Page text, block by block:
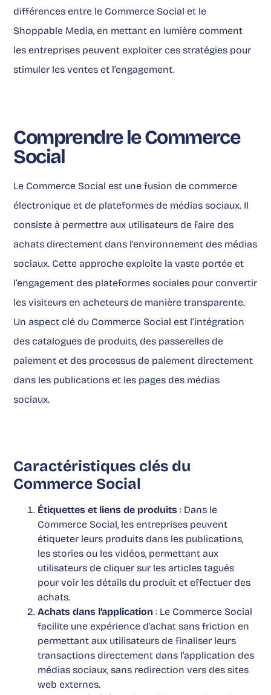
différences entre le Commerce Social et le
Shoppable Media, en mettant en lumière comment
les entreprises peuvent exploiter ces stratégies pour
stimuler les ventes et l’engagement.
Comprendre le Commerce
Social
Le Commerce Social est une fusion de commerce
électronique et de plateformes de médias sociaux. Il
consiste à permettre aux utilisateurs de faire des
achats directement dans l’environnement des médias
sociaux. Cette approche exploite la vaste portée et
l’engagement des plateformes sociales pour convertir
les visiteurs en acheteurs de manière transparente.
Un aspect clé du Commerce Social est l’intégration
des catalogues de produits, des passerelles de
paiement et des processus de paiement directement
dans les publications et les pages des médias
sociaux.
Caractéristiques clés du
Commerce Social
Étiquettes et liens de produits : Dans le
Commerce Social, les entreprises peuvent
étiqueter leurs produits dans les publications,
les stories ou les vidéos, permettant aux
utilisateurs de cliquer sur les articles tagués
pour voir les détails du produit et effectuer des
achats.
Achats dans l’application : Le Commerce Social
facilite une expérience d’achat sans friction en
permettant aux utilisateurs de finaliser leurs
transactions directement dans l’application des
médias sociaux, sans redirection vers des sites
web externes.